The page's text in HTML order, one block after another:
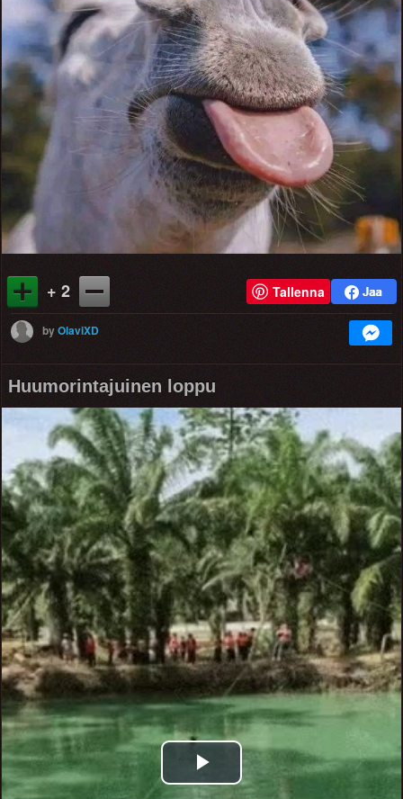
+ 2 Tallenna
byOlaviXD
Huumorintajuinen loppu
Play